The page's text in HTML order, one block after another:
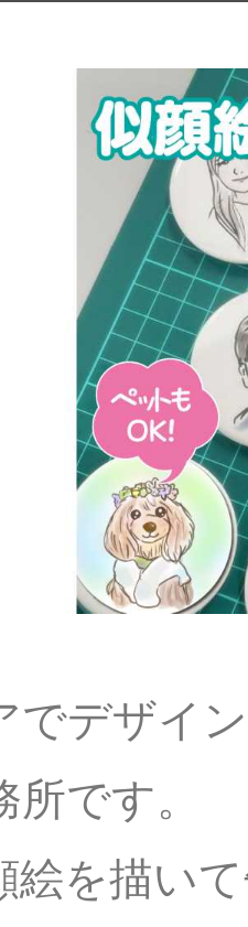
でデザイ
です。
絵を描い